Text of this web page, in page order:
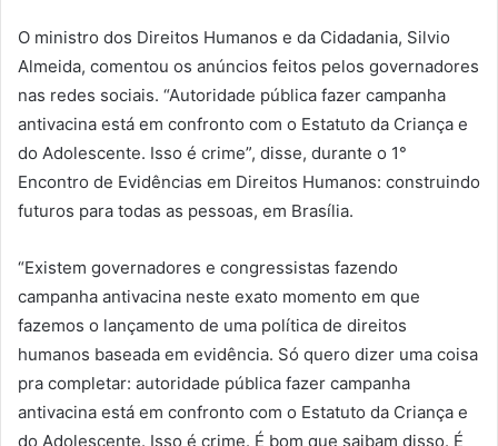
O ministro dos Direitos Humanos e da Cidadania, Silvio
Almeida, comentou os anúncios feitos pelos governadores
nas redes sociais. “Autoridade pública fazer campanha
antivacina está em confronto com o Estatuto da Criança e
do Adolescente. Isso é crime”, disse, durante o 1°
Encontro de Evidências em Direitos Humanos: construindo
futuros para todas as pessoas, em Brasília.
“Existem governadores e congressistas fazendo
campanha antivacina neste exato momento em que
fazemos o lançamento de uma política de direitos
humanos baseada em evidência. Só quero dizer uma coisa
pra completar: autoridade pública fazer campanha
antivacina está em confronto com o Estatuto da Criança e
do Adolescente. Isso é crime. É bom que saibam disso. É